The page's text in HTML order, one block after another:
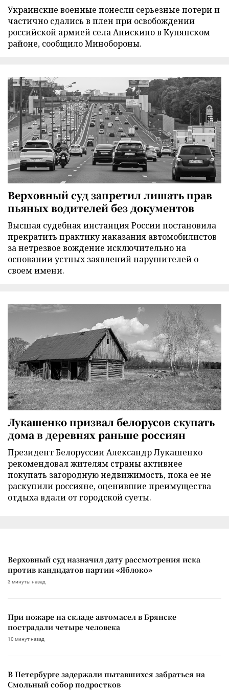
Украинские военные понесли серьезные потери и
частично сдались в плен при освобождении
российской армией села Анискино в Купянском
районе, сообщило Минобороны.
Верховный суд запретил лишать прав
пьяных водителей без документов
Высшая судебная инстанция России постановила
прекратить практику наказания автомобилистов
за нетрезвое вождение исключительно на
основании устных заявлений нарушителей о
своем имени.
Лукашенко призвал белорусов скупать
дома в деревнях раньше россиян
Президент Белоруссии Александр Лукашенко
рекомендовал жителям страны активнее
покупать загородную недвижимость, пока ее не
раскупили россияне, оценившие преимущества
отдыха вдали от городской суеты.
Верховный суд назначил дату рассмотрения иска
против кандидатов партии «Яблоко»
3 минуты назад
При пожаре на складе автомасел в Брянске
пострадали четыре человека
10 минут назад
В Петербурге задержали пытавшихся забраться на
Смольный собор подростков